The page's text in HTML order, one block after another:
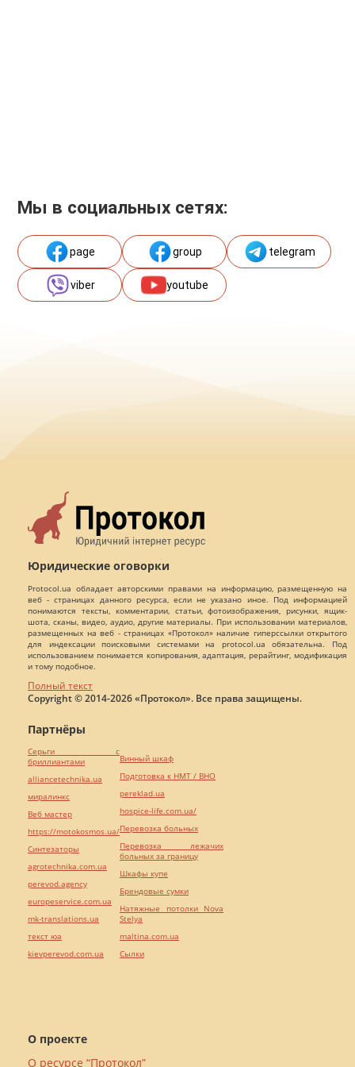
Мы в социальных сетях:
page group telegram
viber youtube
Юридические оговорки
Protocol.ua обладает авторскими правами на информацию, размещенную на
веб - страницах данного ресурса, если не указано иное. Под информацией
понимаются тексты, комментарии, статьи, фотоизображения, рисунки, ящик-
шота, сканы, видео, аудио, другие материалы. При использовании материалов,
размещенных на веб - страницах «Протокол» наличие гиперссылки открытого
для индексации поисковыми системами на protocol.ua обязательна. Под
использованием понимается копирования, адаптация, рерайтинг, модификация
и тому подобное.
Полный текст
Copyright © 2014-2026 «Протокол». Все права защищены.
О проекте
О ресурсе “Протокол”
Партнёры
Серьги с
бриллиантами
alliancetechnika.ua
миралинкс
Веб мастер
https://motokosmos.ua/
Синтезаторы
agrotechnika.com.ua
perevod.agency
europeservice.com.ua
mk-translations.ua
текст юа
kievperevod.com.ua
Винный шкаф
Подготовка к НМТ / ВНО
pereklad.ua
hospice-life.com.ua/
Перевозка больных
Перевозка лежачих
больных за границу
Шкафы купе
Брендовые сумки
Натяжные потолки Nova
Stelya
maltina.com.ua
Cылки